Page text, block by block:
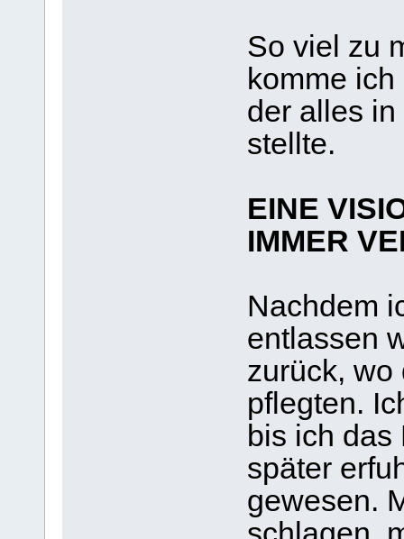
So viel zu
komme
der alles
stellte.
EINE
IMMER
Nachdem
entlassen
zurück, wo
pflegten.
bis ich
später
gewesen.